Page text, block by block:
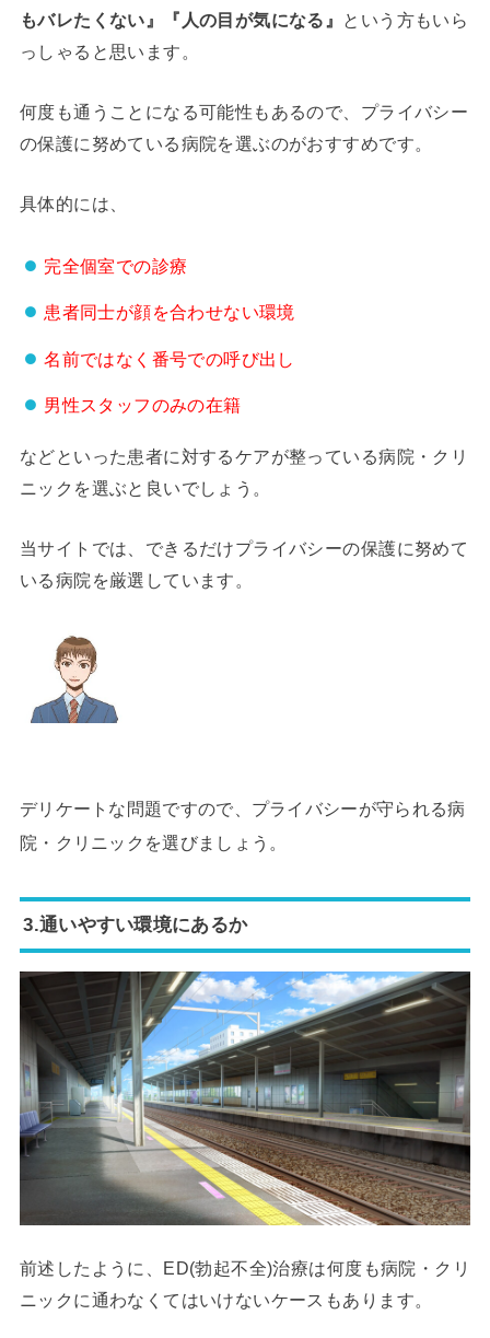
もバレたくない』『人の目が気になる』
という方もいら
っしゃると思います。
何度も通うことになる可能性もあるので、プライバシー
の保護に努めている病院を選ぶのがおすすめです。
具体的には、
完全個室での診療
患者同士が顔を合わせない環境
名前ではなく番号での呼び出し
男性スタッフのみの在籍
などといった患者に対するケアが整っている病院・クリ
ニックを選ぶと良いでしょう。
当サイトでは、できるだけプライバシーの保護に努めて
いる病院を厳選しています。
デリケートな問題ですので、プライバシーが守られる病
院・クリニックを選びましょう。
3.通いやすい環境にあるか
前述したように、ED(勃起不全)治療は何度も病院・クリ
ニックに通わなくてはいけないケースもあります。